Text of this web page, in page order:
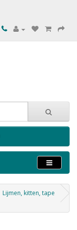
Lijmen, kitten, tape